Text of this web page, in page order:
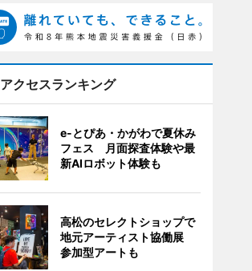
アクセスランキング
e-とぴあ・かがわで夏休み
フェス 月面探査体験や最
新AIロボット体験も
高松のセレクトショップで
地元アーティスト協働展
参加型アートも